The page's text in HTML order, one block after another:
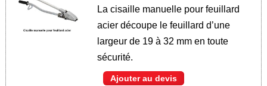
La cisaille manuelle pour feuillard
acier découpe le feuillard d’une
largeur de 19 à 32 mm en toute
sécurité.
Ajouter au devis